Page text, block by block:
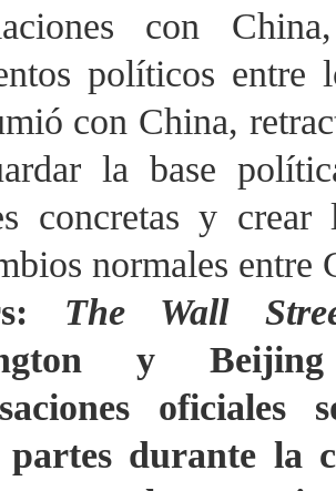
con
políticos entre
con China,
la base
concretas y crear
normales entre
The Wall
y
partes durante la